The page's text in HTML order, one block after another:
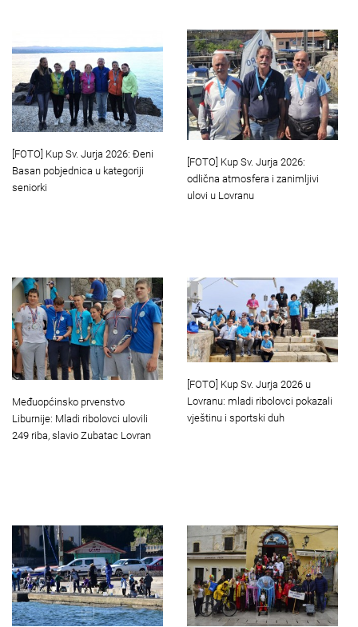
[FOTO] Kup Sv. Jurja 2026: Đeni
Basan pobjednica u kategoriji
seniorki
[FOTO] Kup Sv. Jurja 2026:
odlična atmosfera i zanimljivi
ulovi u Lovranu
Međuopćinsko prvenstvo
Liburnije: Mladi ribolovci ulovili
249 riba, slavio Zubatac Lovran
[FOTO] Kup Sv. Jurja 2026 u
Lovranu: mladi ribolovci pokazali
vještinu i sportski duh